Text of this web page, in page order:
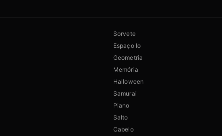
Sorvete
Espaço Io
Geometria
Memória
Halloween
Samurai
Piano
Salto
Cabelo